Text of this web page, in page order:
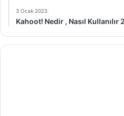
3 Ocak 2023
Kahoot! Nedir , Nasıl Kullanılır